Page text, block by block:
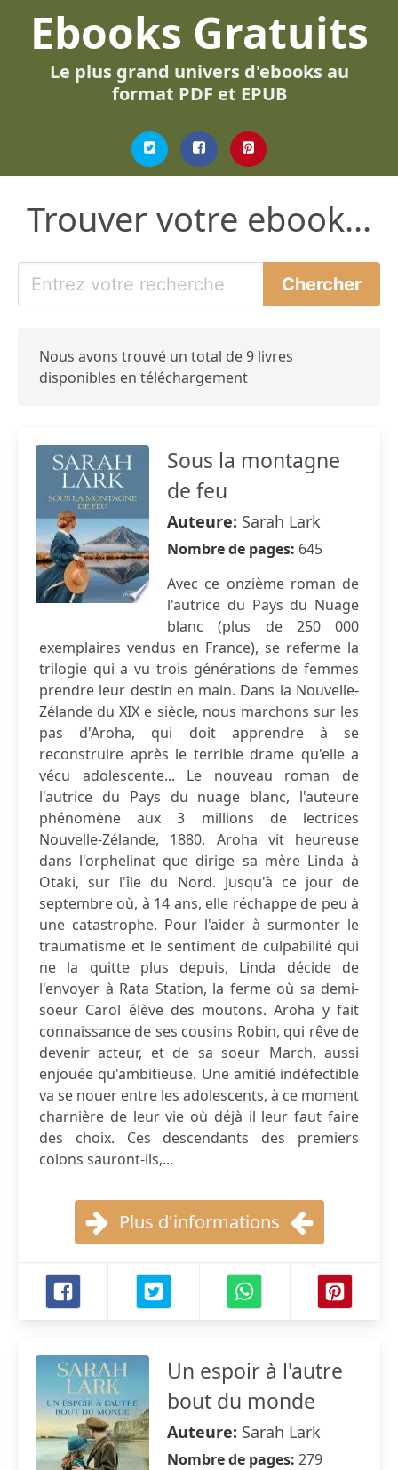
Ebooks Gratuits
Le plus grand univers d'ebooks au
format PDF et EPUB
Trouver votre ebook...
Nous avons trouvé un total de 9 livres
disponibles en téléchargement
Sous la montagne
de feu
Auteure: Sarah Lark
Nombre de pages: 645
Avec ce onzième roman de
l'autrice du Pays du Nuage
blanc (plus de 250 000
exemplaires vendus en France), se referme la
trilogie qui a vu trois générations de femmes
prendre leur destin en main. Dans la Nouvelle-
Zélande du XIX e siècle, nous marchons sur les
pas d'Aroha, qui doit apprendre à se
reconstruire après le terrible drame qu'elle a
vécu adolescente... Le nouveau roman de
l'autrice du Pays du nuage blanc, l'auteure
phénomène aux 3 millions de lectrices
Nouvelle-Zélande, 1880. Aroha vit heureuse
dans l'orphelinat que dirige sa mère Linda à
Otaki, sur l'île du Nord. Jusqu'à ce jour de
septembre où, à 14 ans, elle réchappe de peu à
une catastrophe. Pour l'aider à surmonter le
traumatisme et le sentiment de culpabilité qui
ne la quitte plus depuis, Linda décide de
l'envoyer à Rata Station, la ferme où sa demi-
soeur Carol élève des moutons. Aroha y fait
connaissance de ses cousins Robin, qui rêve de
devenir acteur, et de sa soeur March, aussi
enjouée qu'ambitieuse. Une amitié indéfectible
va se nouer entre les adolescents, à ce moment
charnière de leur vie où déjà il leur faut faire
des choix. Ces descendants des premiers
colons sauront-ils,...
Plus d'informations
Un espoir à l'autre
bout du monde
Auteure: Sarah Lark
Nombre de pages: 279